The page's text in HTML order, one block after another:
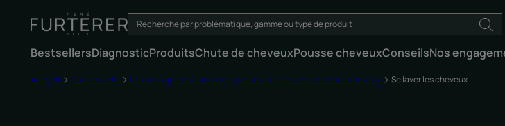
BestsellersDiagnosticProduitsChute de cheveuxPousse cheveuxConseilsNos
Accueil Cuir chevelu Les bons gestes à adopter pour son cuir chevelu et de ses cheveux Se laver les cheveux